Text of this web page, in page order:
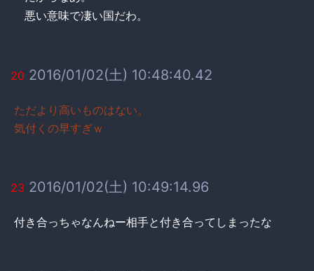
悪い意味で凄い国だわ。
20 2016/01/02(土) 10:48:40.42
ただより高いものはない。
気付くの早すぎｗ
23 2016/01/02(土) 10:49:14.96
付き合っちゃなんねー相手と付き合ってしまったな